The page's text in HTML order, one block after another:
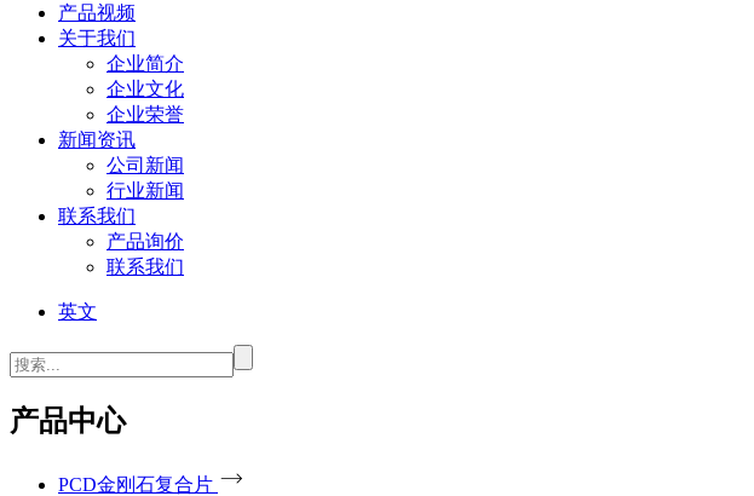
产品视频
关于我们
企业简介
企业文化
企业荣誉
新闻资讯
公司新闻
行业新闻
联系我们
产品询价
联系我们
英文
产品中心
PCD金刚石复合片